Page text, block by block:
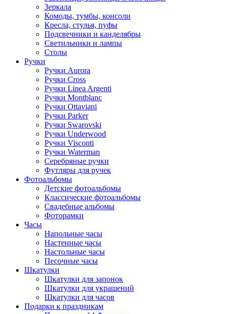
Зеркала
Комоды, тумбы, консоли
Кресла, стулья, пуфы
Подсвечники и канделябры
Светильники и лампы
Столы
Ручки
Ручки Aurora
Ручки Cross
Ручки Linea Argenti
Ручки Montblanc
Ручки Ottaviani
Ручки Parker
Ручки Swarovski
Ручки Underwood
Ручки Visconti
Ручки Waterman
Серебряные ручки
Футляры для ручек
Фотоальбомы
Детские фотоальбомы
Классические фотоальбомы
Свадебные альбомы
Фоторамки
Часы
Напольные часы
Настенные часы
Настольные часы
Песочные часы
Шкатулки
Шкатулки для запонок
Шкатулки для украшений
Шкатулки для часов
Подарки к праздникам